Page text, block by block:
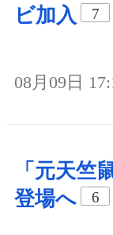
ビ加入
7
08月09日
「元天竺
登場へ
6